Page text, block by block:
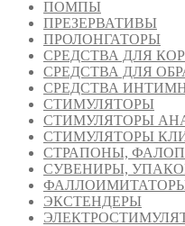
ПОМПЫ
ПРЕЗЕРВАТИВЫ
ПРОЛОНГАТОРЫ
СРЕДСТВА ДЛЯ
СРЕДСТВА ДЛЯ
СРЕДСТВА
СТИМУЛЯТОРЫ
СТИМУЛЯТОРЫ
СТИМУЛЯТОРЫ
СТРАПОНЫ,
СУВЕНИРЫ,
ЭКСТЕНДЕРЫ